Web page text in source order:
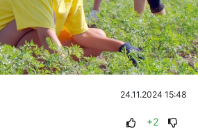
24.11.2024 15:48
+2